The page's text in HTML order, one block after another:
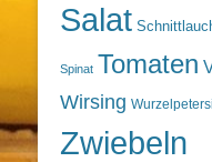
Salat
Spinat Tomaten
Wirsing
Zwiebeln